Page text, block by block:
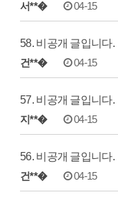
서**� 04-15
58. 비공개 글입니다.
건**� 04-15
57. 비공개 글입니다.
지**� 04-15
56. 비공개 글입니다.
건**� 04-15